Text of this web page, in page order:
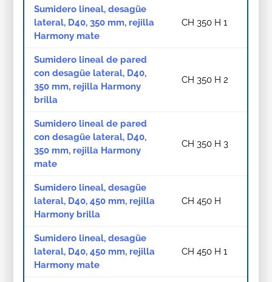
Sumidero lineal, desagüe
lateral, D40, 350 mm, rejilla
Harmony mate
CH 350 H 1
Sumidero lineal de pared
con desagüe lateral, D40,
350 mm, rejilla Harmony
brilla
CH 350 H 2
Sumidero lineal de pared
con desagüe lateral, D40,
350 mm, rejilla Harmony
mate
CH 350 H 3
Sumidero lineal, desagüe
lateral, D40, 450 mm, rejilla
Harmony brilla
CH 450 H
Sumidero lineal, desagüe
lateral, D40, 450 mm, rejilla
Harmony mate
CH 450 H 1